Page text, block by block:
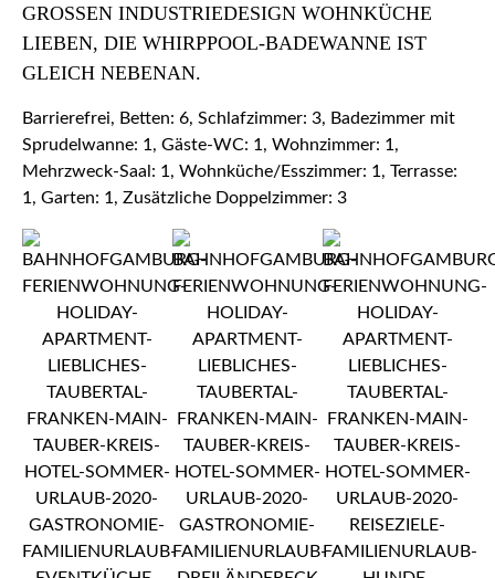
GROSSEN INDUSTRIEDESIGN WOHNKÜCHE L
IEBEN, DIE WHIRPPOOL-BADEWANNE IST G
LEICH NEBENAN.
Barrierefrei, Betten: 6, Schlafzimmer: 3, Badezimmer mit
Sprudelwanne: 1, Gäste-WC: 1, Wohnzimmer: 1,
Mehrzweck-Saal: 1, Wohnküche/Esszimmer: 1, Terrasse:
1, Garten: 1, Zusätzliche Doppelzimmer: 3